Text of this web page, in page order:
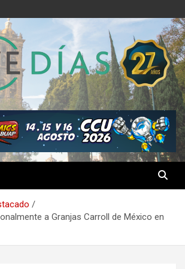
7 Días
a Granjas Carroll de México en